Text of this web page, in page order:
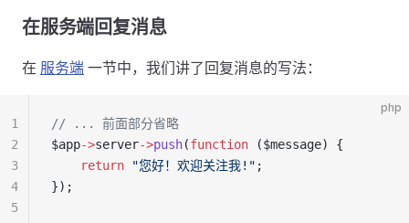
在服务端回复消息
在 服务端 一节中，我们讲了回复消息的写法：
php
// ... 前面部分省略
$app->server->push(function ($message) {
    return
"您好！欢迎关注我!" ;
});
1
2
3
4
5